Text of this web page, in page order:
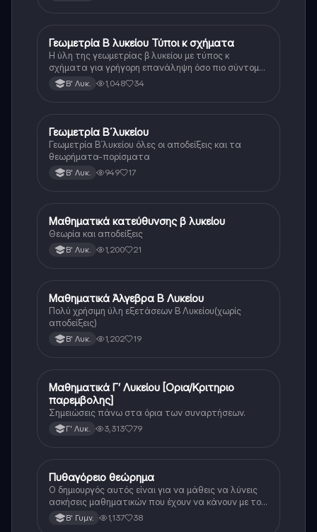
Μαθηματικά
Γεωμετρία Β λυκείου Τύποι κ σχήματα
Η ύλη της γεωμετρίας β λυκείου με τύπος κ
σχήματα για γρήγορη επανάληψη όσο πιο σύντομα
γίνεταιΒ' Λυκ. 1,048 34
Μαθηματικά
Γεωμετρία Β´λυκείου
Γεωμετρία Β´λυκείου όλες οι αποδείξεις και τα
θεωρήματα-πορίσματα
Β' Λυκ. 949 17
Μαθηματικά
Μαθηματικά κατεύθυνσης β λυκείου
Θεωρία και αποδείξεις
Β' Λυκ. 1,200 21
Μαθηματικά
Μαθηματικά Άλγεβρα Β Λυκείου
Πολύ χρήσιμη ύλη εξετάσεων Β Λυκείου(χωρίς
αποδείξεις)
Β' Λυκ. 1,202 19
Μαθηματικά
Μαθηματικά Γ’ Λυκείου [Ορια/Κριτηριο
παρεμβολης]
Σημειώσεις πάνω στα όρια των συναρτήσεων.
Γ' Λυκ. 3,313 79
Μαθηματικά
Πυθαγόρειο θεώρημα
Ο δημιουργός αυτός είναι για να μάθεις να λύνεις
ασκήσεις μαθηματικών που έχουν να κάνουν με το
πυθαγόρειο θεώρημα. Αν διαβάσεις την θεωρία και
μπορέσεις να την κατανοήσεις είμαι σίγουρη ότι θα
Β' Γυμν. 1,137 38